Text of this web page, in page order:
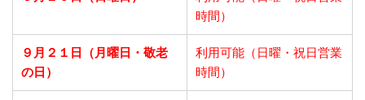
時間）
９月２１日
（月曜日・敬老
の日）
利用可能（日曜・祝日営業
時間）